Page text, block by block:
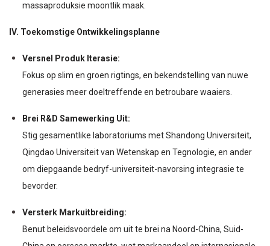
massaproduksie moontlik maak.
IV. Toekomstige Ontwikkelingsplanne
Versnel Produk Iterasie:
Fokus op slim en groen rigtings, en bekendstelling van nuwe
generasies meer doeltreffende en betroubare waaiers.
Brei R&D Samewerking Uit:
Stig gesamentlike laboratoriums met Shandong Universiteit,
Qingdao Universiteit van Wetenskap en Tegnologie, en ander
om diepgaande bedryf-universiteit-navorsing integrasie te
bevorder.
Versterk Markuitbreiding:
Benut beleidsvoordele om uit te brei na Noord-China, Suid-